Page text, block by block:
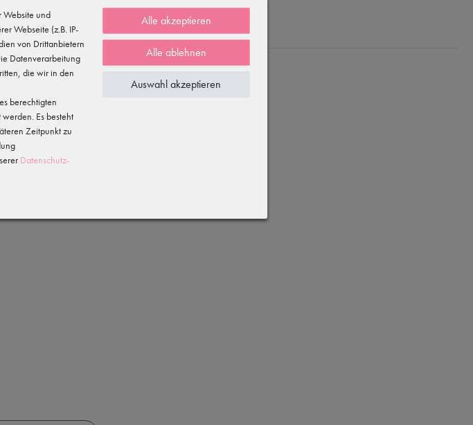
Website und
Webseite (z.B. IP-
von Drittanbietern
Datenverarbeitung
die wir in den
berechtigten
Es besteht
Zeitpunkt zu
Daten­schutz­
Alle akzeptieren
Alle ablehnen
Auswahl akzeptieren